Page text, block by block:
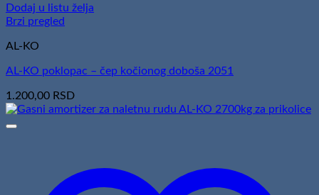
Dodaj u listu želja
Brzi pregled
AL-KO
AL-KO poklopac – čep kočionog doboša 2051
1.200,00 RSD